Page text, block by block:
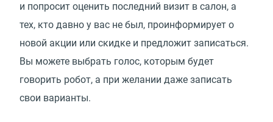
и попросит оценить последний визит в салон, а
тех, кто давно у вас не был, проинформирует о
новой акции или скидке и предложит записаться.
Вы можете выбрать голос, которым будет
говорить робот, а при желании даже записать
свои варианты.